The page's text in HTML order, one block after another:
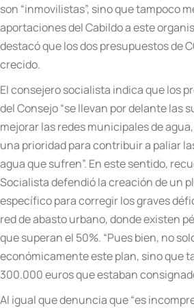
son “inmovilistas”, sino que tampoco
aportaciones del Cabildo a este
destacó que los dos presupuestos de
crecido.
El consejero socialista indica que los
del Consejo “se llevan por delante las
mejorar las redes municipales de
una prioridad para contribuir a paliar
agua que sufren”. En este sentido,
Socialista defendió la creación de un
específico para corregir los graves
red de abasto urbano, donde existen
que superan el 50%. “Pues bien, no
económicamente este plan, sino que
300.000 euros que estaban
Al igual que denuncia que “es